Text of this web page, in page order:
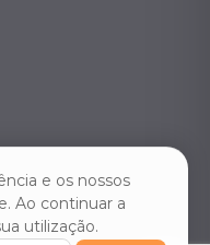
e os nossos
Ao continuar a
utilização.